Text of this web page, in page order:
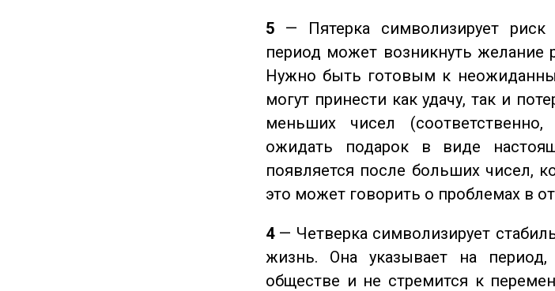
5 — Пятерка символизирует риск
период может возникнуть желание
Нужно быть готовым к
могут принести как удачу, так и
меньших чисел
ожидать подарок в виде
появляется после больших чисел,
это может говорить о проблемах в
4— Четверка символизирует
жизнь. Она указывает на
обществе и не стремится к